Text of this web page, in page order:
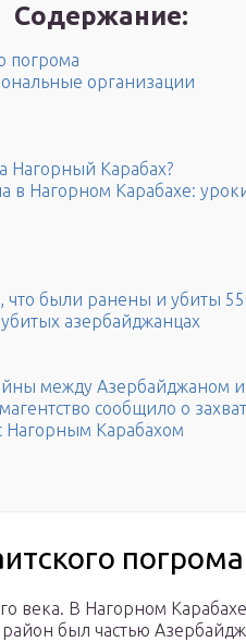
Содержание:
погрома
организации
Нагорный Карабах?
в Нагорном Карабахе:
что были ранены и убиты
азербайджанцах
между Азербайджаном
сообщило о
Карабахом
погрома
века. В Нагорном
был частью